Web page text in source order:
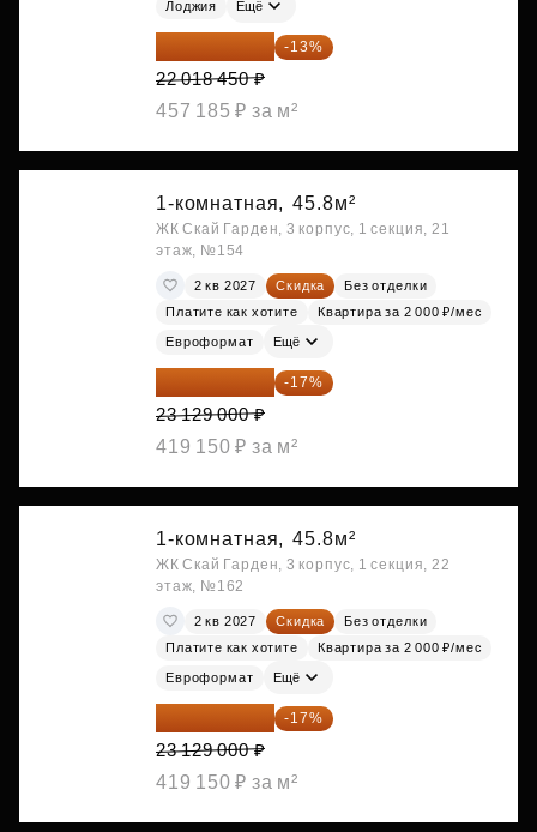
Лоджия Ещё
19 156 052 ₽ -13%
22 018 450 ₽
457 185 ₽ за м²
1-комнатная, 45.8м²
ЖК Скай Гарден, 3 корпус, 1 секция, 21
этаж, №154
2 кв 2027 Скидка
Без отделки
Платите как хотите
Квартира за 2 000 ₽/мес
Евроформат Ещё
19 197 070 ₽ -17%
23 129 000 ₽
419 150 ₽ за м²
1-комнатная, 45.8м²
ЖК Скай Гарден, 3 корпус, 1 секция, 22
этаж, №162
2 кв 2027 Скидка
Без отделки
Платите как хотите
Квартира за 2 000 ₽/мес
Евроформат Ещё
19 197 070 ₽ -17%
23 129 000 ₽
419 150 ₽ за м²